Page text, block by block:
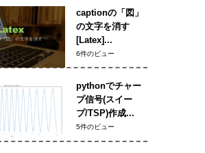
captionの「図」
の文字を消す
[Latex]...
6件のビュー
pythonでチャー
プ信号(スイー
プ/TSP)作成...
5件のビュー